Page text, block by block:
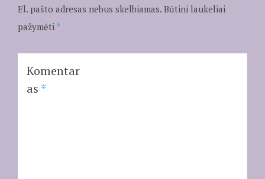
El. pašto adresas nebus skelbiamas. Būtini laukeliai
pažymėti *
Komentar
as *